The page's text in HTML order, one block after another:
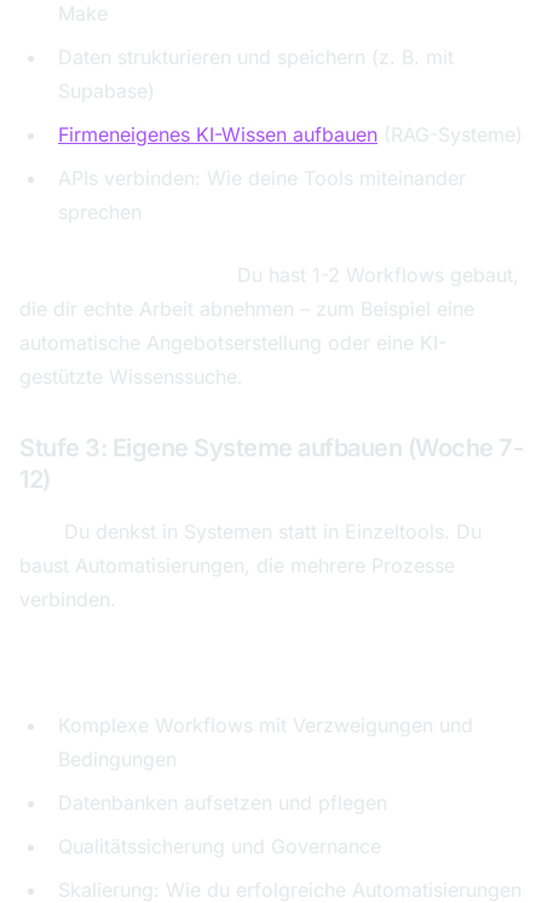
Make
Daten strukturieren und speichern (z. B. mit
Supabase)
Firmeneigenes KI-Wissen aufbauen (RAG-Systeme)
APIs verbinden: Wie deine Tools miteinander
sprechen
Du hast 1-2 Workflows gebaut,
die dir echte Arbeit abnehmen – zum Beispiel eine
automatische Angebotserstellung oder eine KI-
gestützte Wissenssuche.
Stufe 3: Eigene Systeme aufbauen (Woche 7-
12)
Du denkst in Systemen statt in Einzeltools. Du
baust Automatisierungen, die mehrere Prozesse
verbinden.
Komplexe Workflows mit Verzweigungen und
Bedingungen
Datenbanken aufsetzen und pflegen
Qualitätssicherung und Governance
Skalierung: Wie du erfolgreiche Automatisierungen